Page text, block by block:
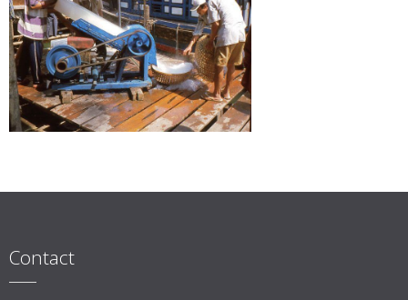
Contact